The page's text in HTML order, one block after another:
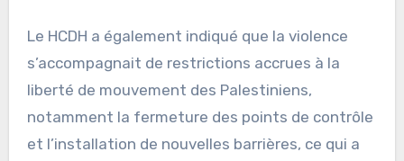
Le HCDH a également indiqué que la violence
s’accompagnait de restrictions accrues à la
liberté de mouvement des Palestiniens,
notamment la fermeture des points de contrôle
et l’installation de nouvelles barrières, ce qui a